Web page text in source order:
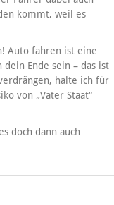
kommt, weil es
Auto fahren ist eine
Ende sein – das ist
halte ich für
von „Vater Staat“
doch dann auch